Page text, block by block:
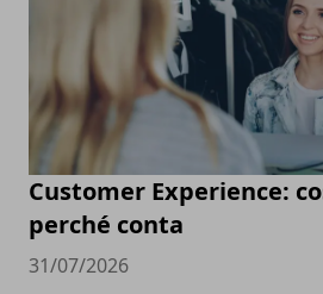
Customer Experience:
perché conta
31/07/2026